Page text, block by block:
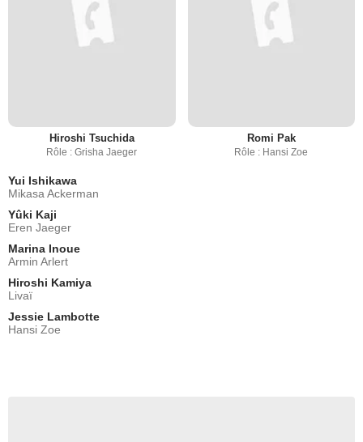
Hiroshi Tsuchida
Rôle : Grisha Jaeger
Romi Pak
Rôle : Hansi Zoe
Yui Ishikawa
Mikasa Ackerman
Yûki Kaji
Eren Jaeger
Marina Inoue
Armin Arlert
Hiroshi Kamiya
Livaï
Jessie Lambotte
Hansi Zoe